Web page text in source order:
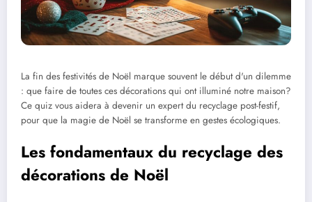
La fin des festivités de Noël marque souvent le début d'un dilemme
: que faire de toutes ces décorations qui ont illuminé notre maison?
Ce quiz vous aidera à devenir un expert du recyclage post-festif,
pour que la magie de Noël se transforme en gestes écologiques.
Les fondamentaux du recyclage des
décorations de Noël